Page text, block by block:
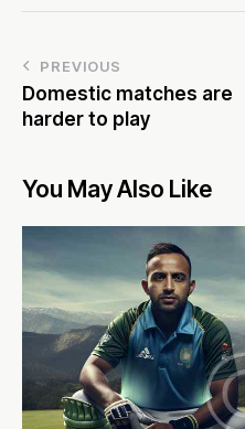
PREVIOUS
Domestic matches are
harder to play
You May Also Like